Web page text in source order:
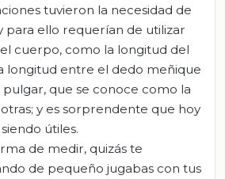
tuvieron la necesidad de
para ello requerían de utilizar
cuerpo, como la longitud del
longitud entre el dedo meñique
pulgar, que se conoce como la
y es sorprendente que hoy
útiles.
de medir, quizás te
de pequeño jugabas con tus